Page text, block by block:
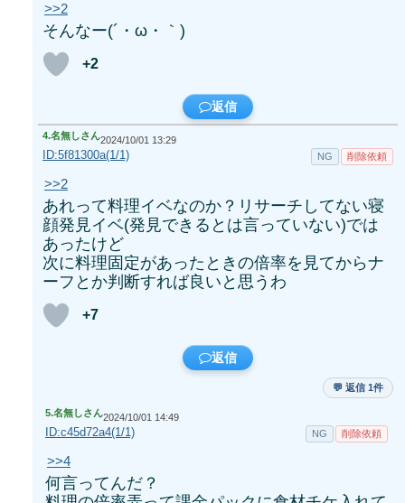
>>2
そんなー(´・ω・｀)
+2
返信
4.名無しさん2024/10/01 13:29
ID:5f81300a(1/1) NG 削除依頼
>>2
あれって料理イベなのか？リサーチしてない寝
顔発見イベ(発見できるとは言っていない)では
あったけど
次に料理固定があったときの倍率を見てからナ
ーフとか判断すれば良いと思うわ
+7
返信
💬 返信 1件
5.名無しさん2024/10/01 14:49
ID:c45d72a4(1/1) NG 削除依頼
>>4
何言ってんだ？